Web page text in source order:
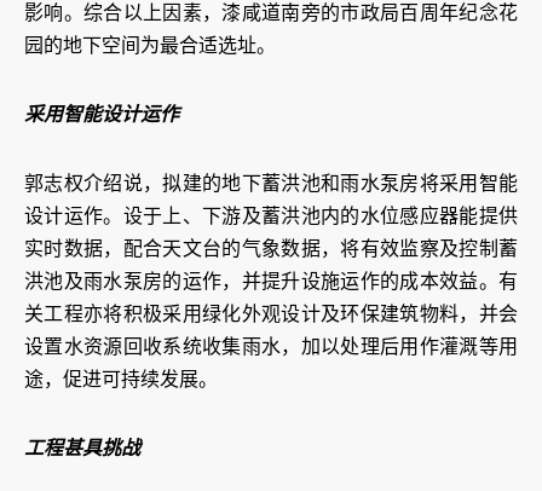
影响。综合以上因素，漆咸道南旁的市政局百周年纪念花
园的地下空间为最合适选址。
采用智能设计运作
郭志权介绍说，拟建的地下蓄洪池和雨水泵房将采用智能
设计运作。设于上、下游及蓄洪池内的水位感应器能提供
实时数据，配合天文台的气象数据，将有效监察及控制蓄
洪池及雨水泵房的运作，并提升设施运作的成本效益。有
关工程亦将积极采用绿化外观设计及环保建筑物料，并会
设置水资源回收系统收集雨水，加以处理后用作灌溉等用
途，促进可持续发展。
工程甚具挑战